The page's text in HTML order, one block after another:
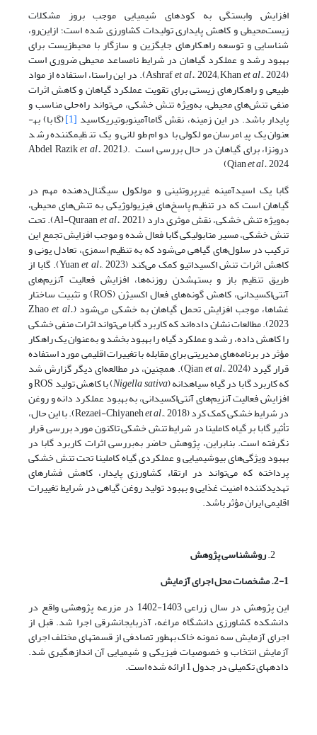
افزایش وابستگی به کودهای شیمیایی موجب بروز مشکلات
زیست‌محیطی و کاهش پایداری تولیدات کشاورزی شده است؛ ازاین‌رو،
شناسایی و توسعه راهکارهای جایگزین و سازگار با محیط‌زیست برای
بهبود رشد و عملکرد گیاهان در شرایط نامساعد محیطی ضروری است
(Ashraf
et al., 2024; Khanet al. , 2024). در این راستا، استفاده از مواد
طبیعی و راهکارهای زیستی برای تقویت عملکرد گیاهان و کاهش اثرات
منفی تنش‌های محیطی، به‌ویژه تنش خشکی، می‌تواند راه‌حلی مناسب و
پایدار باشد. در این زمینه، نقش گاما­آمینوبوتیریک­اسید [1](گابا) به­
عنوان یک پیام­رسان مولکولی با دوام طولانی و یک تنظیم­کننده رشد
درون­زا، برای گیاهان در حال بررسی است .(Abdel Razik et al., 2021;
Qianet al., 2024)
گابا یک اسیدآمینه غیرپروتئینی و مولکول سیگنال‌دهنده مهم در
گیاهان است که در تنظیم پاسخ‌های فیزیولوژیکی به تنش‌های محیطی،
به‌ویژه تنش خشکی، نقش موثری دارد (Al-Quraan et al. , 2021). تحت
تنش خشکی، مسیر متابولیکی گابا فعال شده و موجب افزایش تجمع این
ترکیب در سلول‌های گیاهی می‌شود که به تنظیم اسمزی، تعادل یونی و
کاهش اثرات تنش اکسیداتیو کمک می‌کند (Yuan et al. , 2023). گابا از
طریق تنظیم باز و بسته­شدن روزنه‌ها، افزایش فعالیت آنزیم‌های
آنتی‌اکسیدانی، کاهش گونه‌های فعال اکسیژن (ROS) و تثبیت ساختار
غشاها، موجب افزایش تحمل گیاهان به خشکی می‌شود (Zhaoet al.,
2023). مطالعات نشان داده‌اند که کاربرد گابا می‌تواند اثرات منفی خشکی
را کاهش داده، رشد و عملکرد گیاه را بهبود بخشد و به‌عنوان یک راهکار
مؤثر در برنامه‌های مدیریتی برای مقابله با تغییرات اقلیمی مورد استفاده
قرار گیرد (Qian et al. , 2024). همچنین، در مطالعه‌ای دیگر گزارش شد
که کاربرد گابا در گیاه سیاه­دانه ( Nigellasativa ) با کاهش تولید ROS و
افزایش فعالیت آنزیم‌های آنتی‌اکسیدانی، به بهبود عملکرد دانه و روغن
در شرایط خشکی کمک کرد (Rezaei-Chiyaneh et al. , 2018). با این حال،
تأثیر گابا بر گیاه کاملینا در شرایط تنش خشکی تاکنون مورد بررسی قرار
نگرفته است. بنابراین، پژوهش حاضر به‌بررسی اثرات کاربرد گابا در
بهبود ویژگی‌های بیوشیمیایی و عملکردی گیاه کاملینا تحت تنش خشکی
پرداخته که می‌تواند در ارتقاء کشاورزی پایدار، کاهش فشارهای
تهدیدکننده امنیت غذایی و بهبود تولید روغن گیاهی در شرایط تغییرات
اقلیمی ایران مؤثر باشد.
روش­شناسی پژوهش
2-1. مشخصات محل اجرای آزمایش
این پژوهش در سال زراعی 1403-1402 در مزرعه پژوهشی واقع در
دانشکده کشاورزی دانشگاه مراغه، آذربایجان­شرقی اجرا شد. قبل از
اجرای آزمایش سه نمونه خاک به­طور تصادفی از قسمت­های مختلف اجرای
آزمایش انتخاب و خصوصیات فیزیکی و شیمیایی آن اندازه­گیری شد.
داده­های تکمیلی در جدول 1 ارائه شده است.